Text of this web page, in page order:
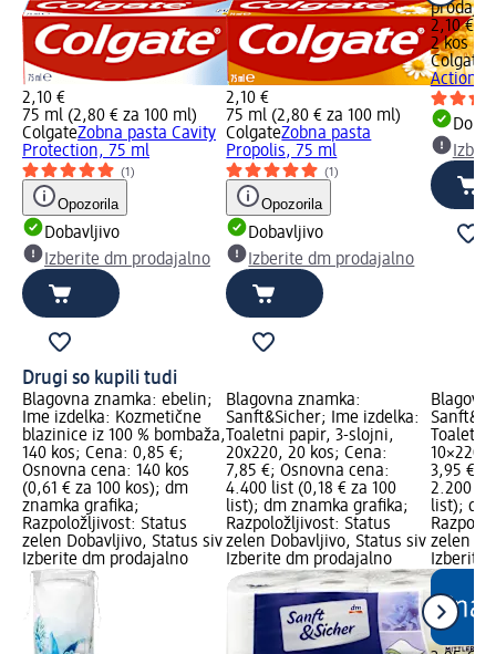
2,10 €
75 ml (2,80 € za 100 ml)
ColgateZobna pasta Cavity
Protection, 75 ml
(1)
Opozorila
Dobavljivo
Izberite dm prodajalno
2,10 €
75 ml (2,80 € za 100 ml)
ColgateZobna pasta
Propolis, 75 ml
(1)
Opozorila
Dobavljivo
Izberite dm prodajalno
2,10 €
2 kos
Colgate
Action,
Drugi so kupili tudi
Blagovna znamka: ebelin;
Ime izdelka: Kozmetične
blazinice iz 100 % bombaža,
140 kos; Cena: 0,85 €;
Osnovna cena: 140 kos
(0,61 € za 100 kos); dm
znamka grafika;
Razpoložljivost: Status
zelen Dobavljivo, Status siv
Izberite dm prodajalno
Blagovna znamka:
Sanft&Sicher; Ime izdelka:
Toaletni papir, 3-slojni,
20x220, 20 kos; Cena:
7,85 €; Osnovna cena:
4.400 list (0,18 € za 100
list); dm znamka grafika;
Razpoložljivost: Status
zelen Dobavljivo, Status siv
Izberite dm prodajalno
10×220,
3,95 €;
2.200
list); dm
zelen
Izberite